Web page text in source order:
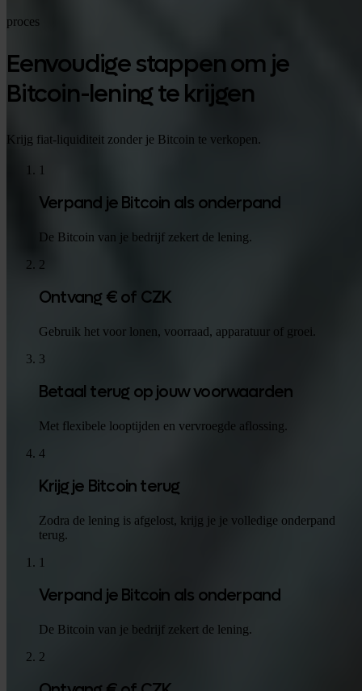
proces
Eenvoudige stappen om je
Bitcoin-lening te krijgen
Krijg fiat-liquiditeit zonder je Bitcoin te verkopen.
1
Verpand je Bitcoin als onderpand
De Bitcoin van je bedrijf zekert de lening.
2
Ontvang € of CZK
Gebruik het voor lonen, voorraad, apparatuur of groei.
3
Betaal terug op jouw voorwaarden
Met flexibele looptijden en vervroegde aflossing.
4
Krijg je Bitcoin terug
Zodra de lening is afgelost, krijg je je volledige onderpand
terug.
1
Verpand je Bitcoin als onderpand
De Bitcoin van je bedrijf zekert de lening.
2